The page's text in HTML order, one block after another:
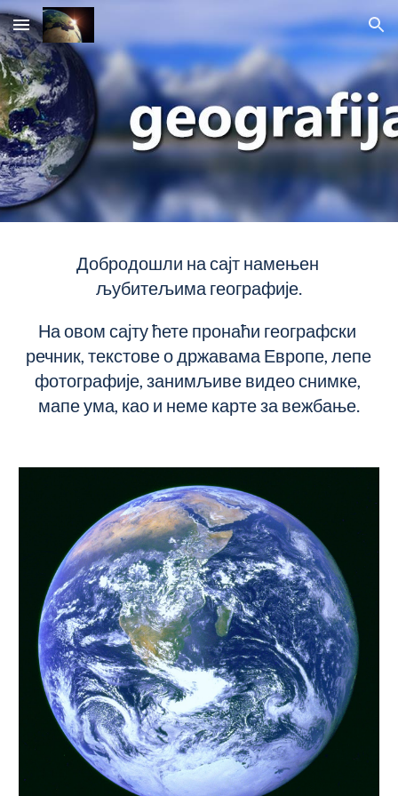
Skip to main content Skip to navigation
Добродошли на сајт намењен
љубитељима географије.
На овом сајту ћете пронаћи географски
речник, текстове о државама Европе, лепе
фотографије, занимљиве видео снимке,
мапе ума, као и неме карте за вежбање.